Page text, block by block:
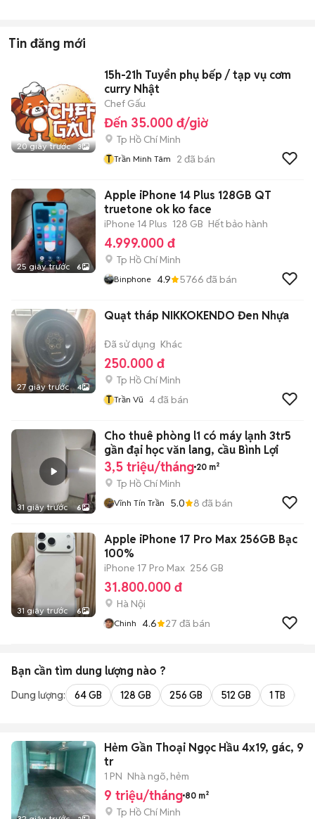
Tin đăng mới
20 giây trước 3
15h-21h Tuyển phụ bếp / tạp vụ cơm
curry Nhật
Chef Gấu
Đến 35.000 đ/giờ
Tp Hồ Chí Minh
T Trần Minh Tâm 2 đã bán
25 giây trước 6
Apple iPhone 14 Plus 128GB QT
truetone ok ko face
iPhone 14 Plus 128 GB Hết bảo hành
4.999.000 đ
Tp Hồ Chí Minh
Binphone 4.9 5766 đã bán
27 giây trước 4
Quạt tháp NIKKOKENDO Đen Nhựa
Đã sử dụng Khác
250.000 đ
Tp Hồ Chí Minh
T Trần Vũ 4đã bán
31 giây trước 6
Cho thuê phòng l1 có máy lạnh 3tr5
gần đại học văn lang, cầu Bình Lợi
3,5 triệu/tháng 20 m²
Tp Hồ Chí Minh
Vĩnh Tín Trần 5.0 8 đã bán
31 giây trước 6
Apple iPhone 17 Pro Max 256GB Bạc
100%
iPhone 17 Pro Max 256 GB
31.800.000 đ
Hà Nội
Chinh 4.6 27 đã bán
Bạn cần tìm dung lượng nào ?
Dung lượng: 64 GB 128 GB 256 GB 512 GB 1 TB
Hẻm Gần Thoại Ngọc Hầu 4x19, gác, 9
tr
1 PN Nhà ngõ, hẻm
9 triệu/tháng 80 m²
Tp Hồ Chí Minh